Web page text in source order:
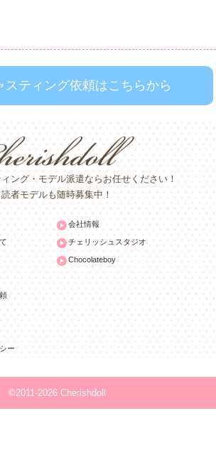
スティング依頼はこちらから
ング・モデル派遣ならお任せください！
読者モデルも随時募集中！
ー
会社情報
チェリッシュスタジオ
Chocolateboy
©2011-2026 Cherishdoll